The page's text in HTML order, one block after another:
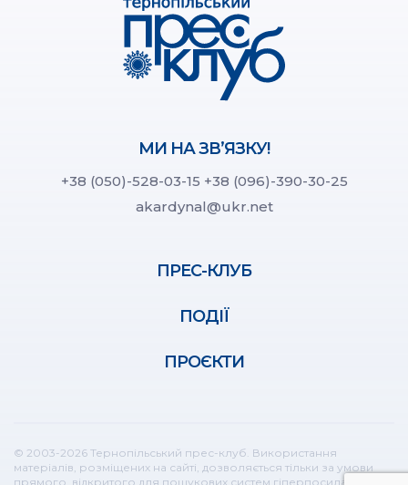
МИ НА ЗВ’ЯЗКУ!
+38 (050)-528-03-15 +38 (096)-390-30-25
akardynal@ukr.net
ПРЕС-КЛУБ
ПОДІЇ
ПРОЄКТИ
© 2003-2026 Тернопільський прес-клуб. Використання
матеріалів, розміщених на сайті, дозволяється тільки за умови
прямого, відкритого для пошукових систем гіперпосилання